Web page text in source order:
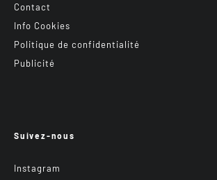
Contact
Info Cookies
Politique de confidentialité
Publicité
Suivez-nous
Instagram